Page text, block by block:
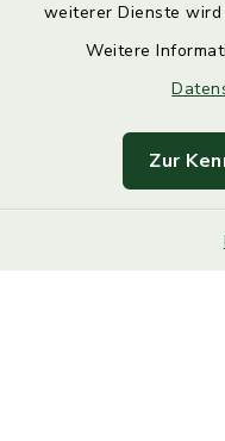
weiterer Dienste
Weitere
Zur